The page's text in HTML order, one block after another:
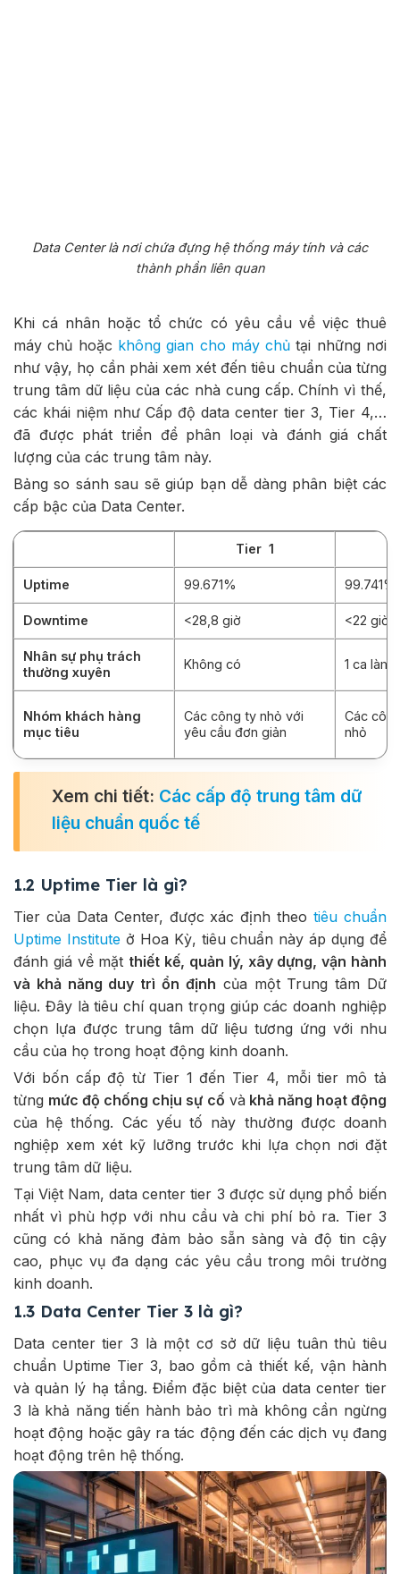
Data Center là nơi chứa đựng hệ thống máy tính và các
thành phần liên quan
Khi cá nhân hoặc tổ chức có yêu cầu về việc thuê
máy chủ hoặc không gian cho máy chủ tại những nơi
như vậy, họ cần phải xem xét đến tiêu chuẩn của từng
trung tâm dữ liệu của các nhà cung cấp. Chính vì thế,
các khái niệm như Cấp độ data center tier 3, Tier 4,…
đã được phát triển để phân loại và đánh giá chất
lượng của các trung tâm này.
Bảng so sánh sau sẽ giúp bạn dễ dàng phân biệt các
cấp bậc của Data Center.
Tier 1
Uptime 99.671% 99.741%
Downtime <28,8 giờ <22 giờ
Nhân sự phụ trách
thường xuyên
Không có 1 ca làm
Nhóm khách hàng
mục tiêu
Các công ty nhỏ với
yêu cầu đơn giản
Các
nhỏ
Xem chi tiết: Các cấp độ trung tâm dữ
liệu chuẩn quốc tế
1.2 Uptime Tier là gì?
Tier của Data Center, được xác định theotiêu chuẩn
Uptime Instituteở Hoa Kỳ, tiêu chuẩn này áp dụng để
đánh giá về mặt thiết kế, quản lý, xây dựng, vận hành
và khả năng duy trì ổn định của một Trung tâm Dữ
liệu. Đây là tiêu chí quan trọng giúp các doanh nghiệp
chọn lựa được trung tâm dữ liệu tương ứng với nhu
cầu của họ trong hoạt động kinh doanh.
Với bốn cấp độ từ Tier 1 đến Tier 4, mỗi tier mô tả
từng mức độ chống chịu sự cố và khả năng hoạt động
của hệ thống. Các yếu tố này thường được doanh
nghiệp xem xét kỹ lưỡng trước khi lựa chọn nơi đặt
trung tâm dữ liệu.
Tại Việt Nam, data center tier 3 được sử dụng phổ biến
nhất vì phù hợp với nhu cầu và chi phí bỏ ra. Tier 3
cũng có khả năng đảm bảo sẵn sàng và độ tin cậy
cao, phục vụ đa dạng các yêu cầu trong môi trường
kinh doanh.
1.3 Data Center Tier 3 là gì?
Data center tier 3 là một cơ sở dữ liệu tuân thủ tiêu
chuẩn Uptime Tier 3, bao gồm cả thiết kế, vận hành
và quản lý hạ tầng. Điểm đặc biệt của data center tier
3 là khả năng tiến hành bảo trì mà không cần ngừng
hoạt động hoặc gây ra tác động đến các dịch vụ đang
hoạt động trên hệ thống.